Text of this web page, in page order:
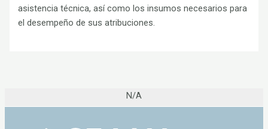
asistencia técnica, así como los insumos necesarios para
el desempeño de sus atribuciones.
N/A